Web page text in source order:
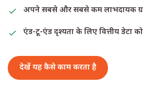
अपने सबसे और सबसे कम लाभदायक
एंड-टू-एंड दृश्यता के लिए वित्तीय डेटा
देखें यह कैसे काम करता है